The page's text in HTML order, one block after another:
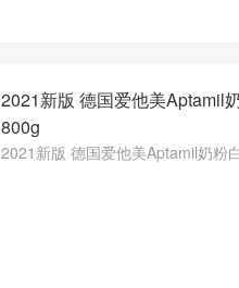
2021新版 德国爱他美Aptamil
800g
2021新版 德国爱他美Aptamil奶粉